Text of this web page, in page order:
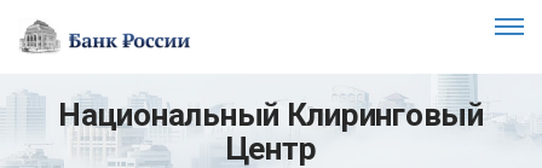
Национальный Клиринговый
Центр